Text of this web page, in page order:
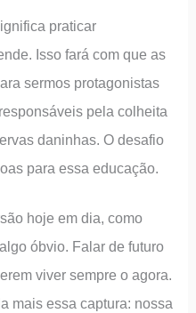
praticar
Isso fará com que as
sermos protagonistas
pela colheita
daninhas. O desafio
para essa educação.
hoje em dia, como
óbvio. Falar de futuro
viver sempre o agora.
mais essa captura: nossa